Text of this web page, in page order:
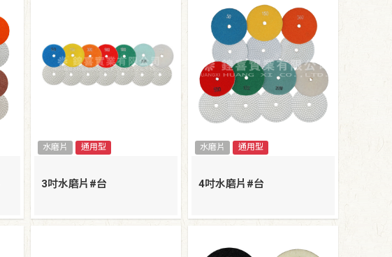
水磨片 通用型
3吋水磨片#台
水磨片 通用型
4吋水磨片#台